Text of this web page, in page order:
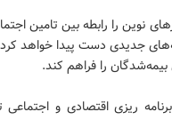
نوین را رابطه بین تامین
جدیدی دست پیدا خواهد
را فراهم کند.
ریزی اقتصادی و